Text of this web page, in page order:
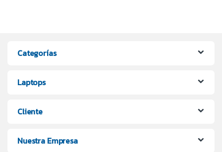
Categorías
Laptops
Cliente
Nuestra Empresa